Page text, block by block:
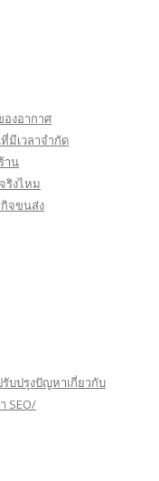
งอากาศ
มีเวลาจำกัด
าน
ริงไหม
จขนส่ง
รับปรุงปัญหาเกี่ยวกับ
SEO/